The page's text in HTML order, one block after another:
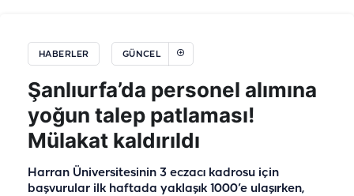
HABERLER GÜNCEL
Şanlıurfa’da personel alımına
yoğun talep patlaması!
Mülakat kaldırıldı
Harran Üniversitesinin 3 eczacı kadrosu için
başvurular ilk haftada yaklaşık 1000’e ulaşırken,